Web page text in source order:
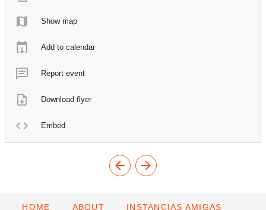
Show map
Add to calendar
Report event
Download flyer
Embed
HOME ABOUT INSTANCIAS AMIGAS